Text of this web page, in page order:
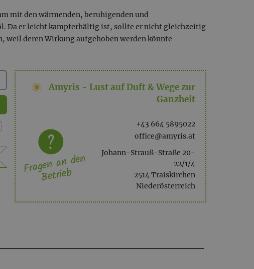
mit den wärmenden, beruhigenden und
Da er leicht kampferhältig ist, sollte er nicht gleichzeitig
deren Wirkung aufgehoben werden könnte
Amyris - Lust auf Duft & Wege zur
Ganzheit
+43 664 5895022
office@amyris.at
Johann-Strauß-Straße 20-
22/1/4
2514 Traiskirchen
Niederösterreich
Fragen an den
Betrieb